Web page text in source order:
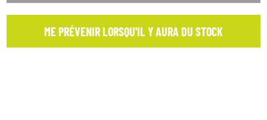
ME PRÉVENIR LORSQU'IL Y AURA DU STOCK